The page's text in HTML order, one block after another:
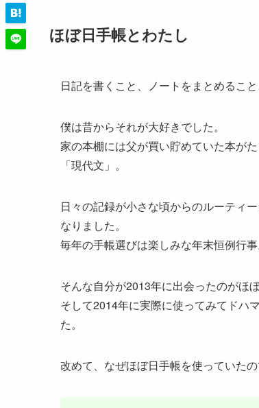
ほぼ日手帳とわたし
日記を書くこと、ノートをまとめるこ
僕は昔からそれが大好きでした。
家の本棚には父が買い貯めていた本が
「現代文」。
日々の記録が小さな頃からのルーティ
なりました。
毎年の手帳選びは楽しみな年末恒例行事
そんな自分が2013年に出会ったのがほ
そして2014年に実際に使ってみてドハ
た。
改めて、なぜほぼ日手帳を使っていた